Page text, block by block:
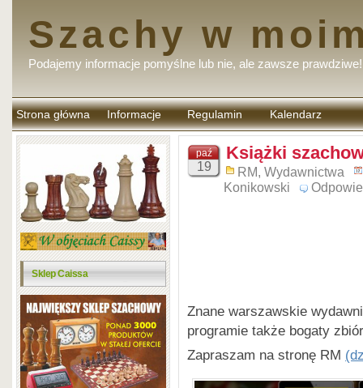
Szachy w
Podajemy informacje pomyślne lub nie, ale zawsze prawdziwe!
Strona główna Informacje Regulamin
komentarzy
Kalendarz
Sklep Caissa
paź
19
Książki
RM, Wydawnictwa
Konikowski
Znane warszawskie
programie także bogaty
Zapraszam na stronę RM